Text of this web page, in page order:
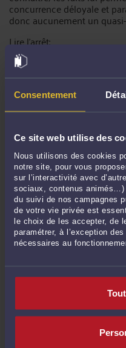
Consentement
Ce site web utilise des
Nous utilisons des cookies
notre site, pour vous
sur l’interactivité avec
sociaux, contenus animés…)
du suivi de nos campagnes
de votre vie privée est
le choix de les accepter, de
paramétrer, à l’exception
nécessaires au
concurrence déloyale et
donc aucunement un
Lire l'arrêt:
https://
Commentaires
Pas de contribution, soyez
CONTACTER ME
PRENDRE RDV